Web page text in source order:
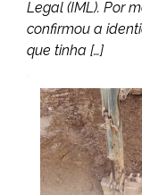
Legal (IML). Por
confirmou a
que tinha […]